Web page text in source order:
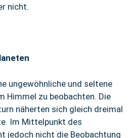
nicht.
ungewöhnliche und seltene
Himmel zu beobachten. Die
näherten sich gleich dreimal
Im Mittelpunkt des
jedoch nicht die Beobachtung